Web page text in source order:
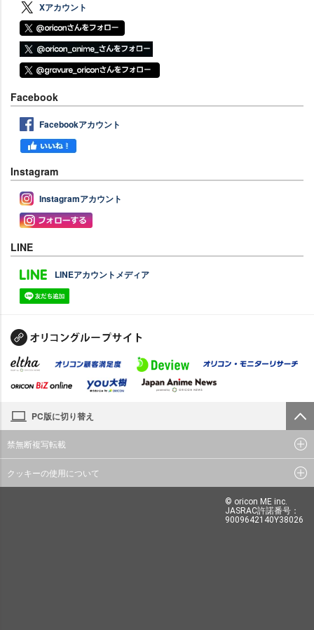
Xアカウント
Facebook
Facebookアカウント
Instagram
Instagramアカウント
LINE
LINEアカウントメディア
PC版に切り替え
禁無断複写転載
クッキーの使用について
© oricon ME inc.
JASRAC許諾番号：
9009642140Y38026